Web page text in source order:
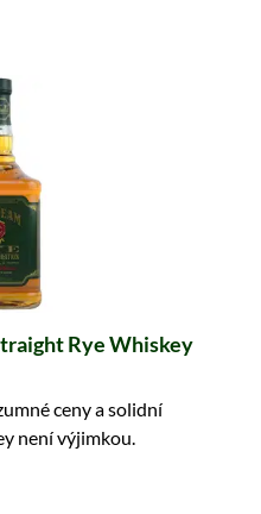
Rye Whiskey
ceny a solidní
není výjimkou.